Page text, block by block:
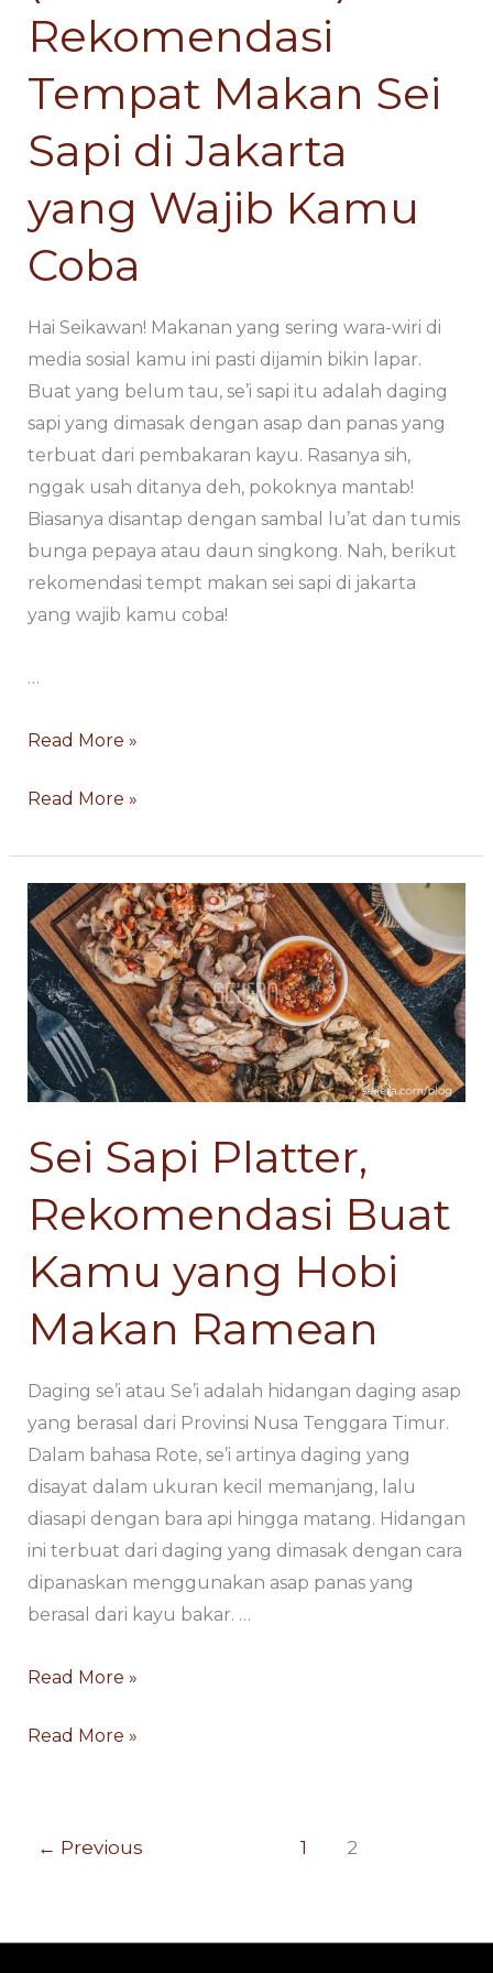
Rekomendasi
Tempat Makan Sei
Sapi di Jakarta
yang Wajib Kamu
Coba
Hai Seikawan! Makanan yang sering wara-wiri di
media sosial kamu ini pasti dijamin bikin lapar.
Buat yang belum tau, se’i sapi itu adalah daging
sapi yang dimasak dengan asap dan panas yang
terbuat dari pembakaran kayu. Rasanya sih,
nggak usah ditanya deh, pokoknya mantab!
Biasanya disantap dengan sambal lu’at dan tumis
bunga pepaya atau daun singkong. Nah, berikut
rekomendasi tempt makan sei sapi di jakarta
yang wajib kamu coba!
…
Jakarta
yang
Kamu
Coba
Read More »
Jakarta
yang
Kamu
Coba
Read More »
Sei Sapi Platter,
Rekomendasi Buat
Kamu yang Hobi
Makan Ramean
Daging se’i atau Se’i adalah hidangan daging asap
yang berasal dari Provinsi Nusa Tenggara Timur.
Dalam bahasa Rote, se’i artinya daging yang
disayat dalam ukuran kecil memanjang, lalu
diasapi dengan bara api hingga matang. Hidangan
ini terbuat dari daging yang dimasak dengan cara
dipanaskan menggunakan asap panas yang
berasal dari kayu bakar. …
Sei
Sapi
Platter,
Rekomendasi
Buat
Kamu
yang
Makan
Read More »
Sei
Sapi
Platter,
Rekomendasi
Buat
Kamu
yang
Makan
Read More »
← Previous 1 2